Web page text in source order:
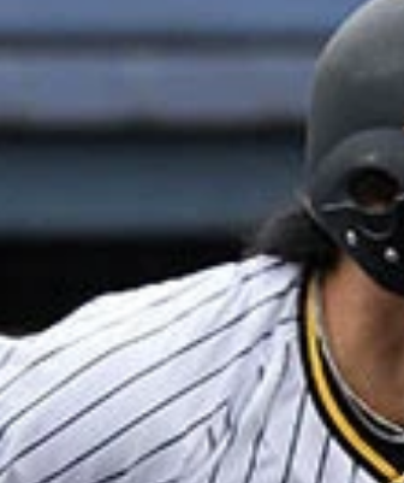
が選手たちの人生を懸けたプレーを見守った
挑戦。この日は投げて2奪三振、打っても
のエース。「もともと緊張しいで、今日
年ぶりのリーグ連覇に貢献も20年以降は
ハヤテのトライアウトも受験。「実家に
で活躍し、NPB通算1164安打、13年には
ように頑張りました」
登録。「球速はトミー・ジョン手術（21
の初参加。「自己最速は153キロです。（
下登録。「ヒット1本だけでしたが、自分
しかおらず、出ずっぱりだったベテラン